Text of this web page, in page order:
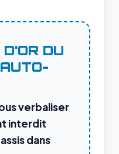
DU
verbaliser
interdit
dans